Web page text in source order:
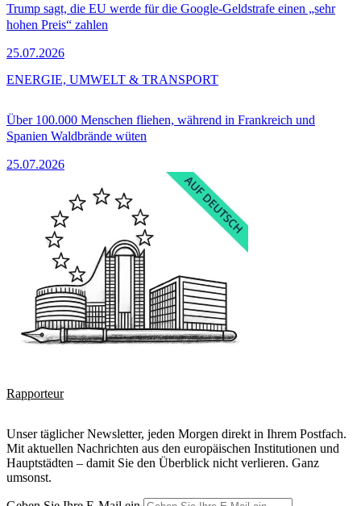
Trump sagt, die EU werde für die Google-Geldstrafe einen „sehr
hohen Preis“ zahlen
25.07.2026
Über 100.000 Menschen fliehen, während in Frankreich und
Spanien Waldbrände wüten
25.07.2026
ENERGIE, UMWELT & TRANSPORT
Rapporteur
Unser täglicher Newsletter, jeden Morgen direkt in Ihrem Postfach.
Mit aktuellen Nachrichten aus den europäischen Institutionen und
Hauptstädten – damit Sie den Überblick nicht verlieren. Ganz
umsonst.